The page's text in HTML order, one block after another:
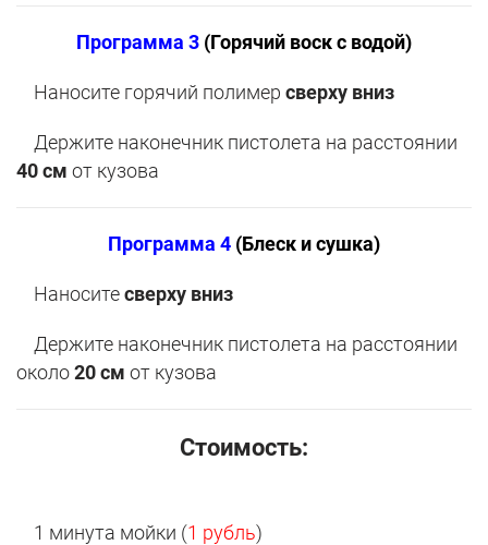
Программа 3 (Горячий воск с водой)
Наносите горячий полимер сверху вниз
Держите наконечник пистолета на расстоянии
40 см от кузова
Программа 4 (Блеск и сушка)
Наноситесверху вниз
Держите наконечник пистолета на расстоянии
около20 см от кузова
Стоимость:
1 минута мойки (1 рубль)